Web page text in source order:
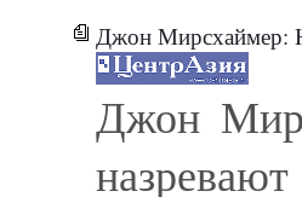
Джон Мирсхаймер:
Джон